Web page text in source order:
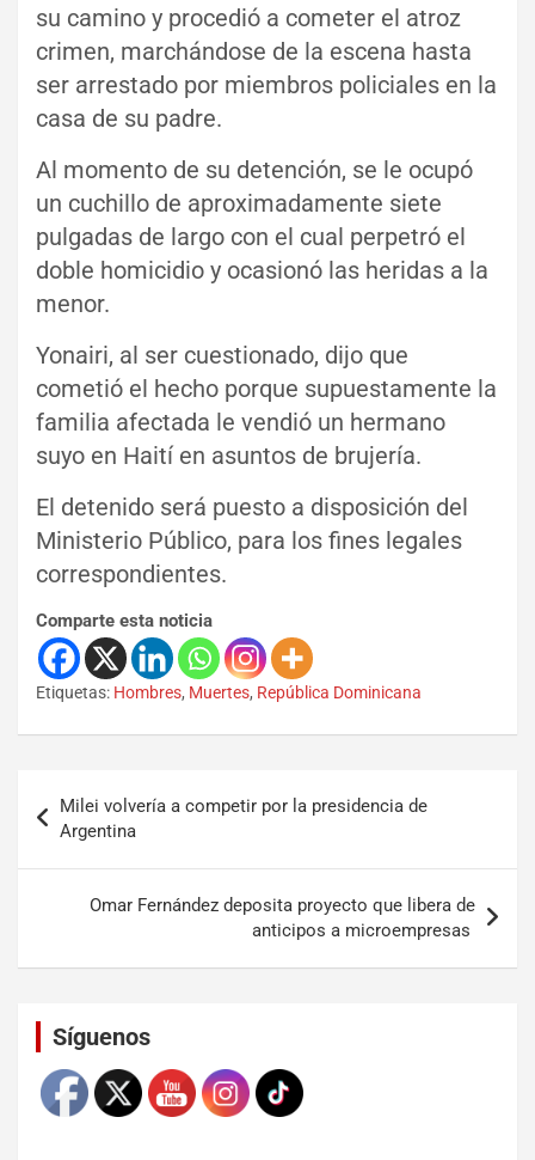
su camino y procedió a cometer el atroz
crimen, marchándose de la escena hasta
ser arrestado por miembros policiales en la
casa de su padre.
Al momento de su detención, se le ocupó
un cuchillo de aproximadamente siete
pulgadas de largo con el cual perpetró el
doble homicidio y ocasionó las heridas a la
menor.
Yonairi, al ser cuestionado, dijo que
cometió el hecho porque supuestamente la
familia afectada le vendió un hermano
suyo en Haití en asuntos de brujería.
El detenido será puesto a disposición del
Ministerio Público, para los fines legales
correspondientes.
Comparte esta noticia
Etiquetas: Hombres, Muertes, República Dominicana
Milei volvería a competir por la presidencia de
Argentina
Omar Fernández deposita proyecto que libera de
anticipos a microempresas
Síguenos